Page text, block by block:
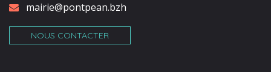
mairie@pontpean.bzh
NOUS CONTACTER